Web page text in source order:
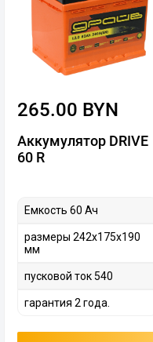
265.00 BYN
Аккумулятор DRIVE
60 R
Емкость 60 Ач
размеры 242х175х190
мм
пусковой ток 540
гарантия 2 года.